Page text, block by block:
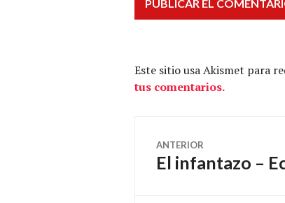
Este sitio usa Akismet para
tus comentarios.
Navegación
de
ANTERIOR
Entrada
El infantazo –